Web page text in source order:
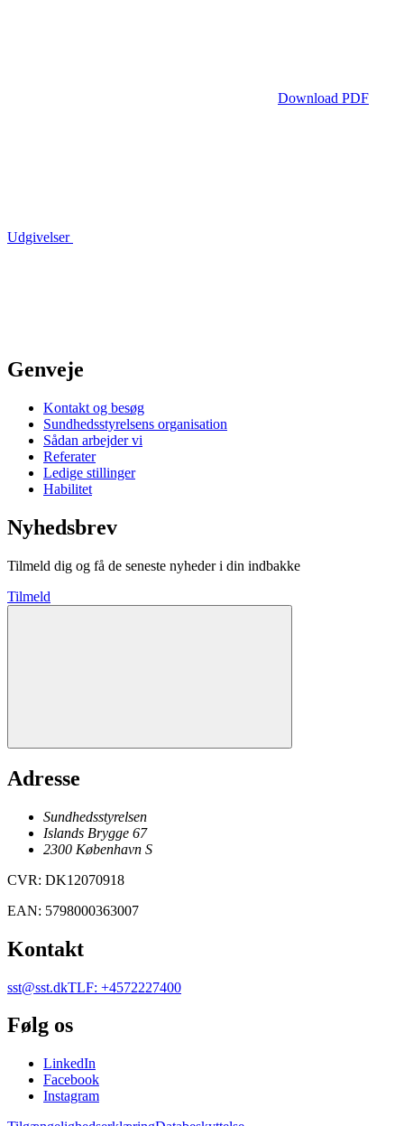
Download PDF
Udgivelser
Genveje
Kontakt og besøg
Sundhedsstyrelsens organisation
Sådan arbejder vi
Referater
Ledige stillinger
Habilitet
Nyhedsbrev
Tilmeld dig og få de seneste nyheder i din indbakke
Tilmeld
Adresse
Sundhedsstyrelsen
Islands Brygge 67
2300 København S
CVR: DK12070918
EAN: 5798000363007
Kontakt
sst@sst.dkTLF: +4572227400
Følg os
LinkedIn
Facebook
Instagram